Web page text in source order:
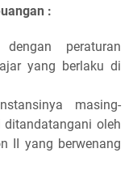
:
peraturan
yang berlaku di
masing-
oleh
II yang berwenang